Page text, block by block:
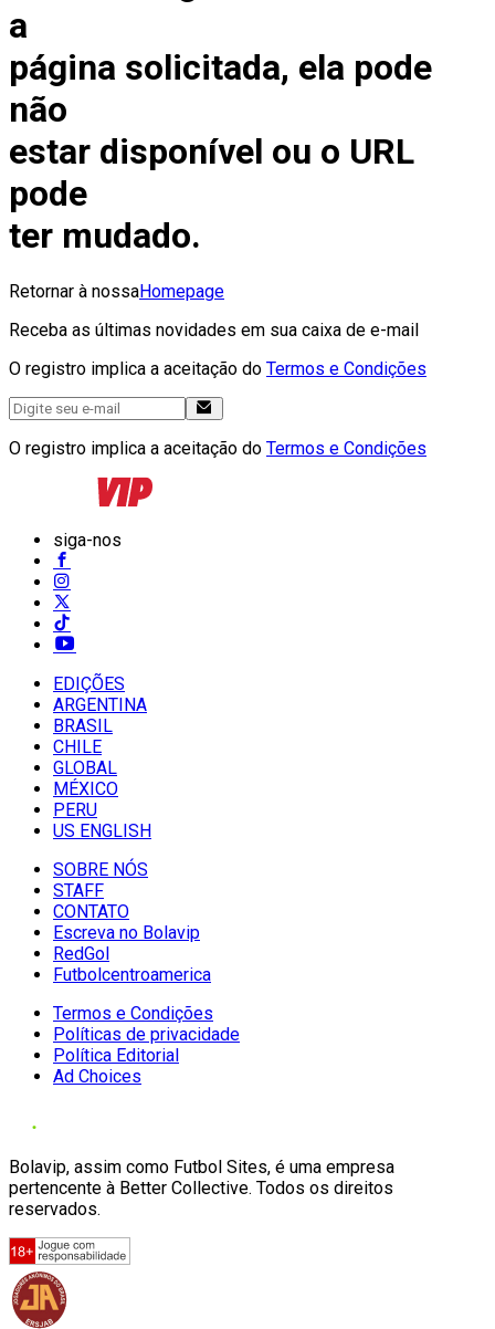
a
página solicitada, ela pode
não
estar disponível ou o URL
pode
ter mudado.
Retornar à nossaHomepage
Receba as últimas novidades em sua caixa de e-mail
O registro implica a aceitação do Termos e Condições
O registro implica a aceitação do Termos e Condições
siga-nos
EDIÇÕES
ARGENTINA
BRASIL
CHILE
GLOBAL
MÉXICO
PERU
US ENGLISH
SOBRE NÓS
STAFF
CONTATO
Escreva no Bolavip
RedGol
Futbolcentroamerica
Termos e Condições
Políticas de privacidade
Política Editorial
Ad Choices
Bolavip, assim como Futbol Sites, é uma empresa
pertencente à Better Collective. Todos os direitos
reservados.